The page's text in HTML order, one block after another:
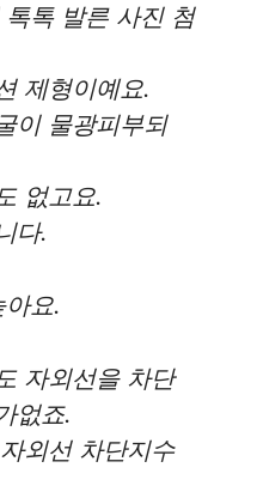
톡 발른 사진 첨
제형이예요.
이 물광피부되
없고요.
다.
요.
자외선을 차단
없죠.
외선 차단지수